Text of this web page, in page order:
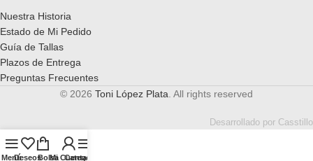
Nuestra Historia
Estado de Mi Pedido
Guía de Tallas
Plazos de Entrega
Preguntas Frecuentes
© 2026 Toni López Plata . All rights reserved
Desarrollado por Casstillo
MenúDeseosBolsaMi Cuenta
Categorías